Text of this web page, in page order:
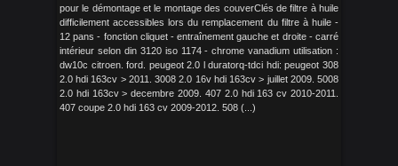
pour le démontage et le montage des couverClés de filtre à huile
difficilement accessibles lors du remplacement du filtre à huile -
12 pans - fonction cliquet - entraînement gauche et droite - carré
intérieur selon din 3120 iso 1174 - chrome vanadium utilisation :
dw10c citroen. ford. peugeot 2.0 l duratorq-tdci hdi: peugeot 308
2.0 hdi 163cv > 2011. 3008 2.0 16v hdi 163cv > juillet 2009. 5008
2.0 hdi 163cv > decembre 2009. 407 2.0 hdi 163 cv 2010-2011.
407 coupe 2.0 hdi 163 cv 2009-2012. 508 (...)